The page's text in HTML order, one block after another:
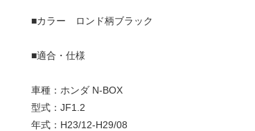
■カラー ロンド柄ブラック
■適合・仕様
車種：ホンダ N-BOX
型式：JF1.2
年式：H23/12-H29/08